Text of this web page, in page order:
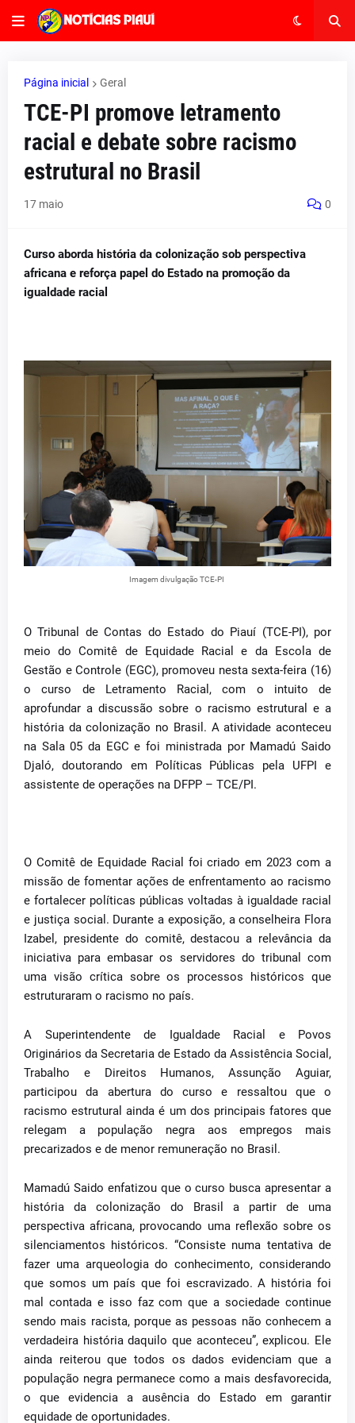
Página inicial Geral
TCE-PI promove letramento
racial e debate sobre racismo
estrutural no Brasil
17 maio 0
Curso aborda história da colonização sob perspectiva
africana e reforça papel do Estado na promoção da
igualdade racial
Imagem divulgação TCE-PI
O Tribunal de Contas do Estado do Piauí (TCE-PI), por
meio do Comitê de Equidade Racial e da Escola de
Gestão e Controle (EGC), promoveu nesta sexta-feira (16)
o curso de Letramento Racial, com o intuito de
aprofundar a discussão sobre o racismo estrutural e a
história da colonização no Brasil. A atividade aconteceu
na Sala 05 da EGC e foi ministrada por Mamadú Saido
Djaló, doutorando em Políticas Públicas pela UFPI e
assistente de operações na DFPP – TCE/PI.
O Comitê de Equidade Racial foi criado em 2023 com a
missão de fomentar ações de enfrentamento ao racismo
e fortalecer políticas públicas voltadas à igualdade racial
e justiça social. Durante a exposição, a conselheira Flora
Izabel, presidente do comitê, destacou a relevância da
iniciativa para embasar os servidores do tribunal com
uma visão crítica sobre os processos históricos que
estruturaram o racismo no país.
A Superintendente de Igualdade Racial e Povos
Originários da Secretaria de Estado da Assistência Social,
Trabalho e Direitos Humanos, Assunção Aguiar,
participou da abertura do curso e ressaltou que o
racismo estrutural ainda é um dos principais fatores que
relegam a população negra aos empregos mais
precarizados e de menor remuneração no Brasil.
Mamadú Saido enfatizou que o curso busca apresentar a
história da colonização do Brasil a partir de uma
perspectiva africana, provocando uma reflexão sobre os
silenciamentos históricos. “Consiste numa tentativa de
fazer uma arqueologia do conhecimento, considerando
que somos um país que foi escravizado. A história foi
mal contada e isso faz com que a sociedade continue
sendo mais racista, porque as pessoas não conhecem a
verdadeira história daquilo que aconteceu”, explicou. Ele
ainda reiterou que todos os dados evidenciam que a
população negra permanece como a mais desfavorecida,
o que evidencia a ausência do Estado em garantir
equidade de oportunidades.